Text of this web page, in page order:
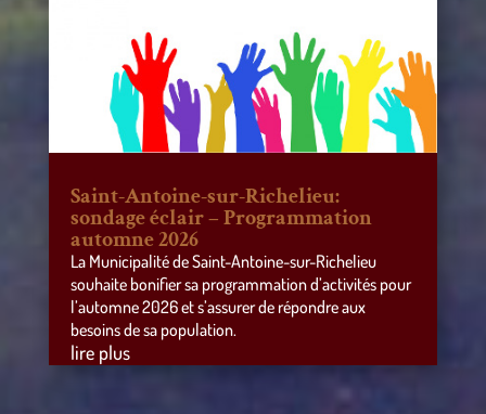
Saint-Antoine-sur-Richelieu:
sondage éclair – Programmation
automne 2026
La Municipalité de Saint-Antoine-sur-Richelieu
souhaite bonifier sa programmation d’activités pour
l’automne 2026 et s’assurer de répondre aux
besoins de sa population.
lire plus